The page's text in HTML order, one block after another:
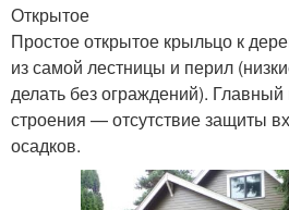
Открытое
Простое открытое крыльцо к
из самой лестницы и перил
делать без ограждений). Главный
строения — отсутствие защиты
осадков.